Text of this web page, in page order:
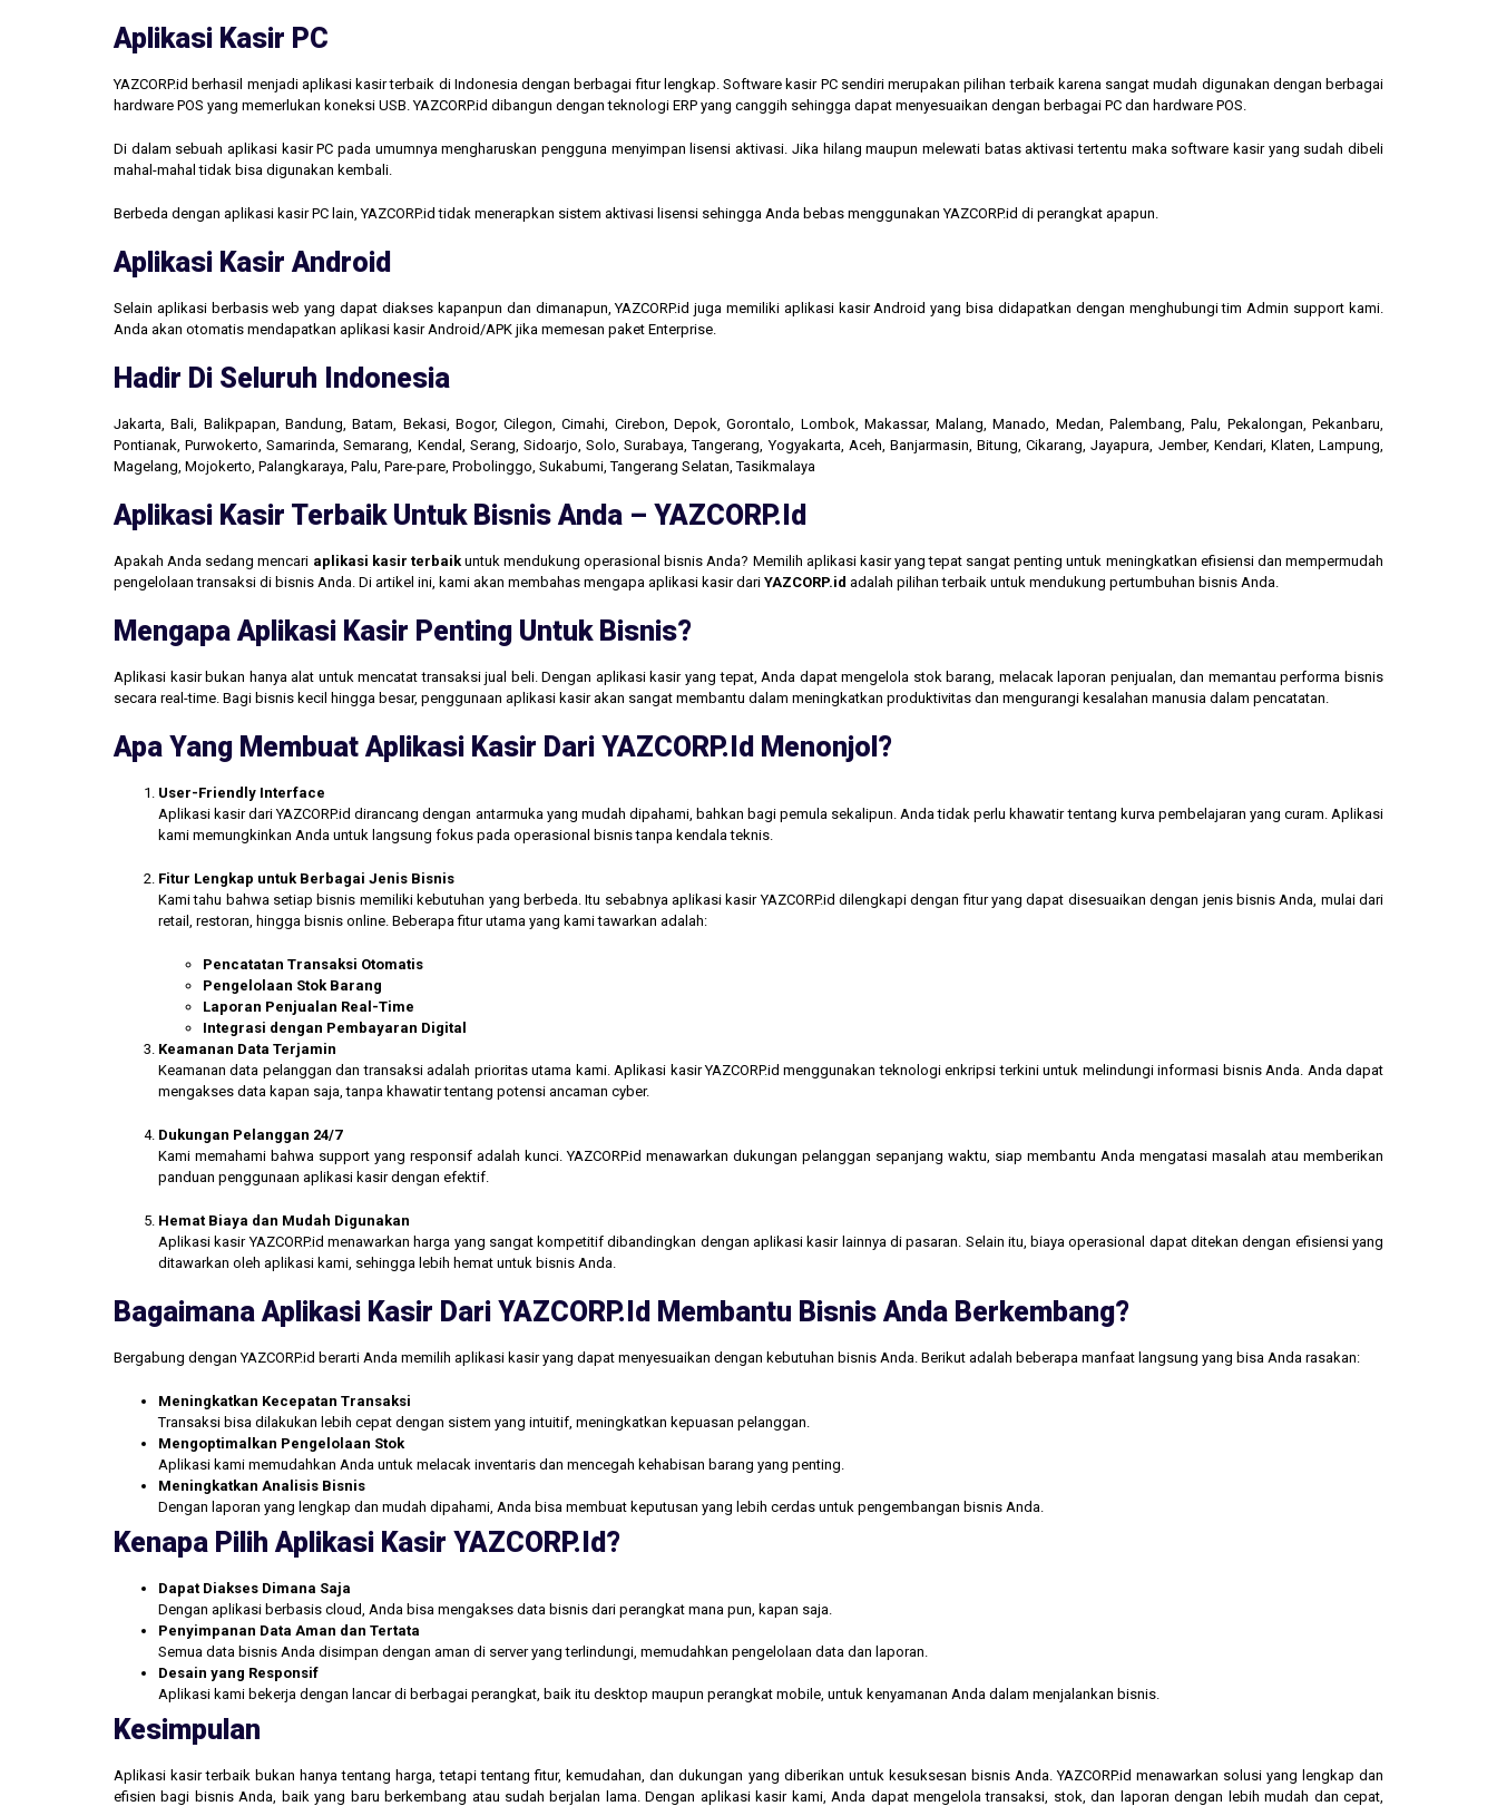
Aplikasi Kasir PC
YAZCORP.id berhasil menjadi aplikasi kasir terbaik di Indonesia dengan berbagai fitur lengkap. Software kasir PC sendiri merupakan pilihan terbaik karena sangat mudah digunakan dengan berbagai
hardware POS yang memerlukan koneksi USB. YAZCORP.id dibangun dengan teknologi ERP yang canggih sehingga dapat menyesuaikan dengan berbagai PC dan hardware POS.
Di dalam sebuah aplikasi kasir PC pada umumnya mengharuskan pengguna menyimpan lisensi aktivasi. Jika hilang maupun melewati batas aktivasi tertentu maka software kasir yang sudah dibeli
mahal-mahal tidak bisa digunakan kembali.
Berbeda dengan aplikasi kasir PC lain, YAZCORP.id tidak menerapkan sistem aktivasi lisensi sehingga Anda bebas menggunakan YAZCORP.id di perangkat apapun.
Aplikasi Kasir Android
Selain aplikasi berbasis web yang dapat diakses kapanpun dan dimanapun, YAZCORP.id juga memiliki aplikasi kasir Android yang bisa didapatkan dengan menghubungi tim Admin support kami.
Anda akan otomatis mendapatkan aplikasi kasir Android/APK jika memesan paket Enterprise.
Hadir Di Seluruh Indonesia
Jakarta, Bali, Balikpapan, Bandung, Batam, Bekasi, Bogor, Cilegon, Cimahi, Cirebon, Depok, Gorontalo, Lombok, Makassar, Malang, Manado, Medan, Palembang, Palu, Pekalongan, Pekanbaru,
Pontianak, Purwokerto, Samarinda, Semarang, Kendal, Serang, Sidoarjo, Solo, Surabaya, Tangerang, Yogyakarta, Aceh, Banjarmasin, Bitung, Cikarang, Jayapura, Jember, Kendari, Klaten, Lampung,
Magelang, Mojokerto, Palangkaraya, Palu, Pare-pare, Probolinggo, Sukabumi, Tangerang Selatan, Tasikmalaya
Aplikasi Kasir Terbaik Untuk Bisnis Anda – YAZCORP.id
Apakah Anda sedang mencari aplikasi kasir terbaikuntuk mendukung operasional bisnis Anda? Memilih aplikasi kasir yang tepat sangat penting untuk meningkatkan efisiensi dan mempermudah
pengelolaan transaksi di bisnis Anda. Di artikel ini, kami akan membahas mengapa aplikasi kasir dari YAZCORP.id adalah pilihan terbaik untuk mendukung pertumbuhan bisnis Anda.
Mengapa Aplikasi Kasir Penting Untuk Bisnis?
Aplikasi kasir bukan hanya alat untuk mencatat transaksi jual beli. Dengan aplikasi kasir yang tepat, Anda dapat mengelola stok barang, melacak laporan penjualan, dan memantau performa bisnis
secara real-time. Bagi bisnis kecil hingga besar, penggunaan aplikasi kasir akan sangat membantu dalam meningkatkan produktivitas dan mengurangi kesalahan manusia dalam pencatatan.
Apa Yang Membuat Aplikasi Kasir Dari YAZCORP.id Menonjol?
User-Friendly Interface
Aplikasi kasir dari YAZCORP.id dirancang dengan antarmuka yang mudah dipahami, bahkan bagi pemula sekalipun. Anda tidak perlu khawatir tentang kurva pembelajaran yang curam. Aplikasi
kami memungkinkan Anda untuk langsung fokus pada operasional bisnis tanpa kendala teknis.
Fitur Lengkap untuk Berbagai Jenis Bisnis
Kami tahu bahwa setiap bisnis memiliki kebutuhan yang berbeda. Itu sebabnya aplikasi kasir YAZCORP.id dilengkapi dengan fitur yang dapat disesuaikan dengan jenis bisnis Anda, mulai dari
retail, restoran, hingga bisnis online. Beberapa fitur utama yang kami tawarkan adalah:
Pencatatan Transaksi Otomatis
Pengelolaan Stok Barang
Laporan Penjualan Real-Time
Integrasi dengan Pembayaran Digital
Keamanan Data Terjamin
Keamanan data pelanggan dan transaksi adalah prioritas utama kami. Aplikasi kasir YAZCORP.id menggunakan teknologi enkripsi terkini untuk melindungi informasi bisnis Anda. Anda dapat
mengakses data kapan saja, tanpa khawatir tentang potensi ancaman cyber.
Dukungan Pelanggan 24/7
Kami memahami bahwa support yang responsif adalah kunci. YAZCORP.id menawarkan dukungan pelanggan sepanjang waktu, siap membantu Anda mengatasi masalah atau memberikan
panduan penggunaan aplikasi kasir dengan efektif.
Hemat Biaya dan Mudah Digunakan
Aplikasi kasir YAZCORP.id menawarkan harga yang sangat kompetitif dibandingkan dengan aplikasi kasir lainnya di pasaran. Selain itu, biaya operasional dapat ditekan dengan efisiensi yang
ditawarkan oleh aplikasi kami, sehingga lebih hemat untuk bisnis Anda.
Bagaimana Aplikasi Kasir Dari YAZCORP.id Membantu Bisnis Anda Berkembang?
Bergabung dengan YAZCORP.id berarti Anda memilih aplikasi kasir yang dapat menyesuaikan dengan kebutuhan bisnis Anda. Berikut adalah beberapa manfaat langsung yang bisa Anda rasakan:
Meningkatkan Kecepatan Transaksi
Transaksi bisa dilakukan lebih cepat dengan sistem yang intuitif, meningkatkan kepuasan pelanggan.
Mengoptimalkan Pengelolaan Stok
Aplikasi kami memudahkan Anda untuk melacak inventaris dan mencegah kehabisan barang yang penting.
Meningkatkan Analisis Bisnis
Dengan laporan yang lengkap dan mudah dipahami, Anda bisa membuat keputusan yang lebih cerdas untuk pengembangan bisnis Anda.
Kenapa Pilih Aplikasi Kasir YAZCORP.id?
Dapat Diakses Dimana Saja
Dengan aplikasi berbasis cloud, Anda bisa mengakses data bisnis dari perangkat mana pun, kapan saja.
Penyimpanan Data Aman dan Tertata
Semua data bisnis Anda disimpan dengan aman di server yang terlindungi, memudahkan pengelolaan data dan laporan.
Desain yang Responsif
Aplikasi kami bekerja dengan lancar di berbagai perangkat, baik itu desktop maupun perangkat mobile, untuk kenyamanan Anda dalam menjalankan bisnis.
Kesimpulan
Aplikasi kasir terbaik bukan hanya tentang harga, tetapi tentang fitur, kemudahan, dan dukungan yang diberikan untuk kesuksesan bisnis Anda. YAZCORP.id menawarkan solusi yang lengkap dan
efisien bagi bisnis Anda, baik yang baru berkembang atau sudah berjalan lama. Dengan aplikasi kasir kami, Anda dapat mengelola transaksi, stok, dan laporan dengan lebih mudah dan cepat,